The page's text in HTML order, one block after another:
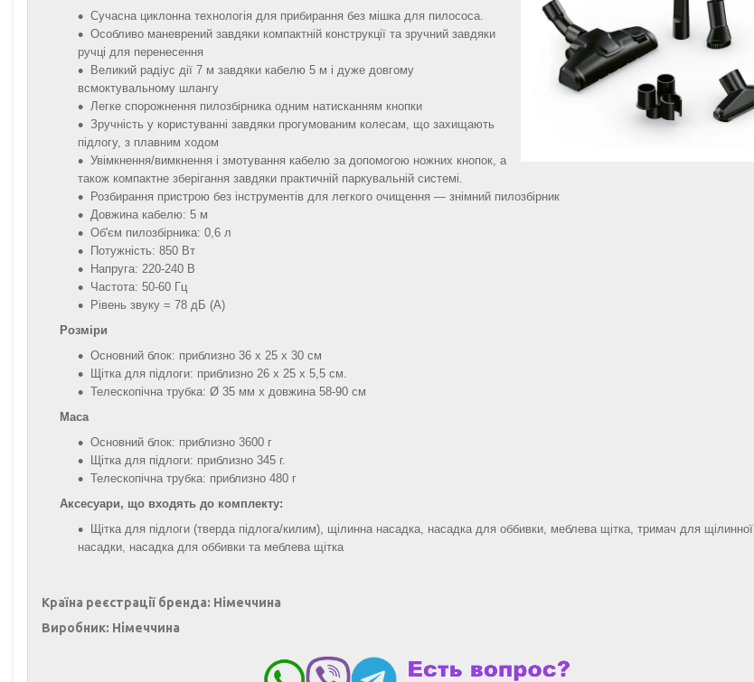
Сучасна циклонна технологія для прибирання без мішка для пилососа.
Особливо маневрений завдяки компактній конструкції та зручний завдяки
ручці для перенесення
Великий радіус дії 7 м завдяки кабелю 5 м і дуже довгому
всмоктувальному шлангу
Легке спорожнення пилозбірника одним натисканням кнопки
Зручність у користуванні завдяки прогумованим колесам, що захищають
підлогу, з плавним ходом
Увімкнення/вимкнення і змотування кабелю за допомогою ножних кнопок, а
також компактне зберігання завдяки практичній паркувальній системі.
Розбирання пристрою без інструментів для легкого очищення — знімний пилозбірник
Довжина кабелю: 5 м
Об'єм пилозбірника: 0,6 л
Потужність: 850 Вт
Напруга: 220-240 В
Частота: 50-60 Гц
Рівень звуку = 78 дБ (А)
Розміри
Основний блок: приблизно 36 х 25 х 30 см
Щітка для підлоги: приблизно 26 х 25 х 5,5 см.
Телескопічна трубка: Ø 35 мм x довжина 58-90 см
Маса
Основний блок: приблизно 3600 г
Щітка для підлоги: приблизно 345 г.
Телескопічна трубка: приблизно 480 г
Аксесуари, що входять до комплекту:
Щітка для підлоги (тверда підлога/килим), щілинна насадка, насадка для оббивки, меблева щітка, тримач для щілинної
насадки, насадка для оббивки та меблева щітка
Країна реєстрації бренда: Німеччина
Виробник: Німеччина